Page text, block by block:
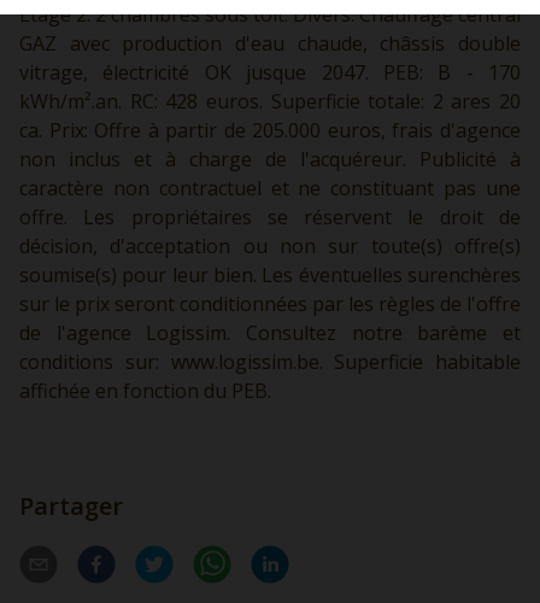
Etage 2: 2 chambres sous toit. Divers: Chauffage central
GAZ avec production d'eau chaude, châssis double
vitrage, électricité OK jusque 2047. PEB: B - 170
kWh/m².an. RC: 428 euros. Superficie totale: 2 ares 20
ca. Prix: Offre à partir de 205.000 euros, frais d'agence
non inclus et à charge de l'acquéreur. Publicité à
caractère non contractuel et ne constituant pas une
offre. Les propriétaires se réservent le droit de
décision, d'acceptation ou non sur toute(s) offre(s)
soumise(s) pour leur bien. Les éventuelles surenchères
sur le prix seront conditionnées par les règles de l'offre
de l'agence Logissim. Consultez notre barème et
conditions sur: www.logissim.be. Superficie habitable
affichée en fonction du PEB.
Partager